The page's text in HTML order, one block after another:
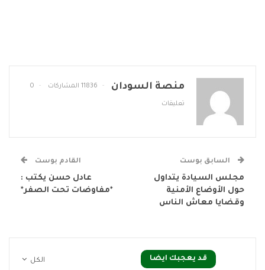
منصة السودان 11836 المشاركات 0
تعليقات
السابق بوست
مجلس السيادة يتداول
حول الأوضاع الأمنية
وقضايا معاش الناس
القادم بوست
عادل حسن يكتب :
*مفاوضات تحت الصفر*
الكل قد يعجبك ايضا